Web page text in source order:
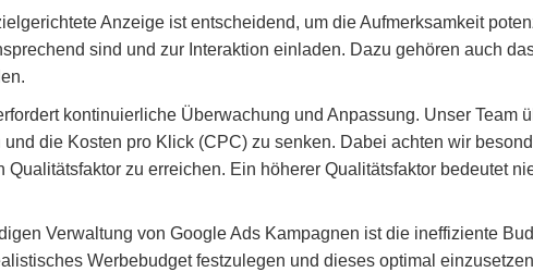
Anzeige ist entscheidend, um die Aufmerksamkeit
sind und zur Interaktion einladen. Dazu gehören auch
kontinuierliche Überwachung und Anpassung. Unser Team
die Kosten pro Klick (CPC) zu senken. Dabei achten wir
zu erreichen. Ein höherer Qualitätsfaktor bedeutet
Verwaltung von Google Ads Kampagnen ist die ineffiziente
Werbebudget festzulegen und dieses optimal